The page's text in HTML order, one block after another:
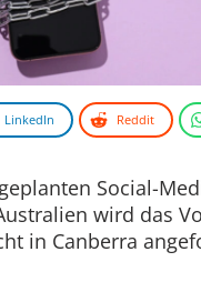
LinkedIn Reddit
Social-
wird das
in Canberra